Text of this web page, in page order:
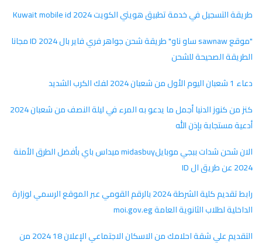
طريقة التسجيل في خدمة تطبيق هويتي الكويت Kuwait mobile id 2024
"موقع sawnaw ساو ناو" طريقة شحن جواهر فري فاير بال ID 2024 مجانا
الطريقة الصحيحة للشحن
دعاء 1 شعبان اليوم الأول من شعبان 2024 لفك الكرب الشديد
كنز من كنوز الدنيا أجمل ما يدعو به المرء في ليلة النصف من شعبان 2024
أدعية مستجابة بإذن الله
الان شحن شدات ببجي موبايلmidasbuy ميداس باي بأفضل الطرق الأمنة
2024 عن طريق ال ID
رابط تقديم كلية الشرطة 2024 بالرقم القومي عبر الموقع الرسمي لوزارة
الداخلية لطلاب الثانوية العامة moi.gov.eg
التقديم علي شقة احلامك من الاسكان الاجتماعي الإعلان 18 2024 من